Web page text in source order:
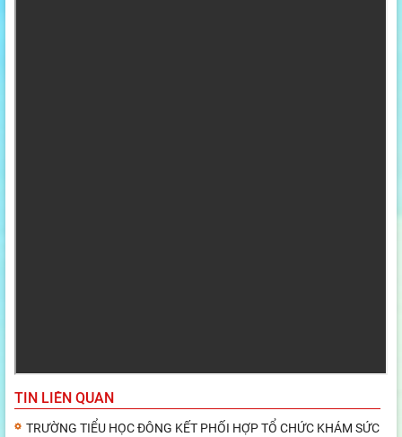
TIN LIÊN QUAN
TRƯỜNG TIỂU HỌC ĐÔNG KẾT PHỐI HỢP TỔ CHỨC KHÁM SỨC